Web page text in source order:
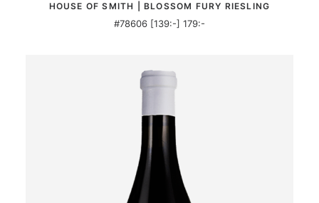
HOUSE OF SMITH | BLOSSOM FURY RIESLING
#78606 [139:-] 179:-